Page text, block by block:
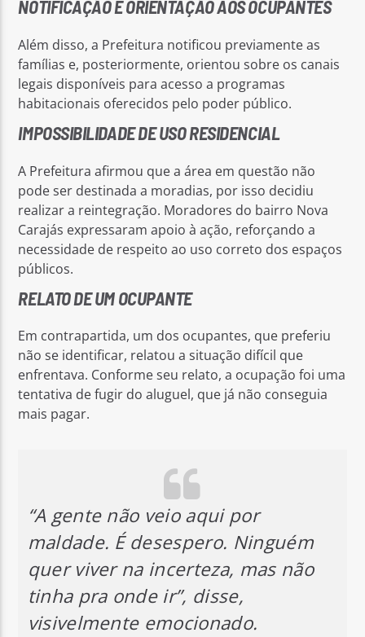
NOTIFICAÇÃO E ORIENTAÇÃO AOS OCUPANTES
Além disso, a Prefeitura notificou previamente as
famílias e, posteriormente, orientou sobre os canais
legais disponíveis para acesso a programas
habitacionais oferecidos pelo poder público.
IMPOSSIBILIDADE DE USO RESIDENCIAL
A Prefeitura afirmou que a área em questão não
pode ser destinada a moradias, por isso decidiu
realizar a reintegração. Moradores do bairro Nova
Carajás expressaram apoio à ação, reforçando a
necessidade de respeito ao uso correto dos espaços
públicos.
RELATO DE UM OCUPANTE
Em contrapartida, um dos ocupantes, que preferiu
não se identificar, relatou a situação difícil que
enfrentava. Conforme seu relato, a ocupação foi uma
tentativa de fugir do aluguel, que já não conseguia
mais pagar.
“A gente não veio aqui por
maldade. É desespero. Ninguém
quer viver na incerteza, mas não
tinha pra onde ir”, disse,
visivelmente emocionado.